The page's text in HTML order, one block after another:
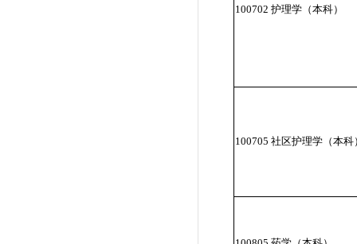
100702 护理学（本科）
100705 社区护理学（本科